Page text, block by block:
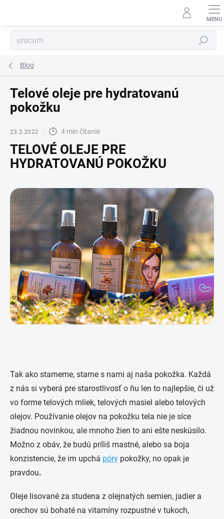
Hľadať
Blog
Telové oleje pre hydratovanú
pokožku
23.2.2022 4 min čítanie
TELOVÉ OLEJE PRE
HYDRATOVANÚ POKOŽKU
Tak ako starneme, starne s nami aj naša pokožka. Každá
z nás si vyberá pre starostlivosť o ňu len to najlepšie, či už
vo forme telových mliek, telových masiel alebo telových
olejov. Používanie olejov na pokožku tela nie je síce
žiadnou novinkou, ale mnoho žien to ani ešte neskúsilo.
Možno z obáv, že budú príliš mastné, alebo sa boja
konzistencie, že im upchá póry pokožky, no opak je
pravdou.
Oleje lisované za studena z olejnatých semien, jadier a
orechov sú bohaté na vitamíny rozpustné v tukoch,